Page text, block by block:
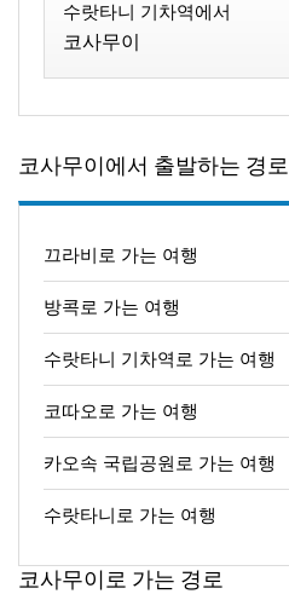
수랏타니 기차역에서
코사무이
코사무이에서 출발하는 경로
끄라비로 가는 여행
방콕로 가는 여행
수랏타니 기차역로 가는 여행
코따오로 가는 여행
카오속 국립공원로 가는 여행
수랏타니로 가는 여행
코사무이로 가는 경로